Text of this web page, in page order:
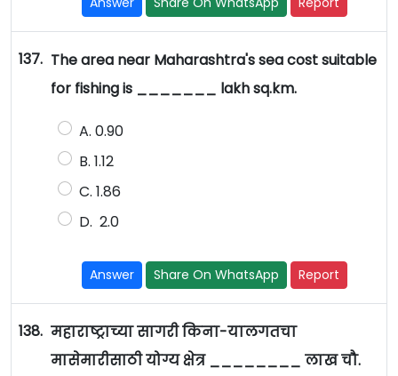
137. The area near Maharashtra's sea cost suitable
for fishing is _______ lakh sq.km.
A. 0.90
B. 1.12
C. 1.86
D. 2.0
Answer Share On WhatsApp Report
138. महाराष्ट्राच्या सागरी किना-यालगतचा
मासेमारीसाठी योग्य क्षेत्र ________ लाख चौ.